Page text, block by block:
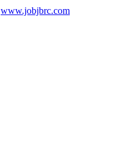
www.jobjbrc.com